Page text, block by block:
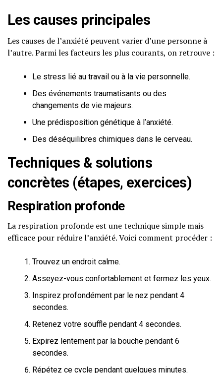
Les causes principales
Les causes de l’anxiété peuvent varier d’une personne à
l’autre. Parmi les facteurs les plus courants, on retrouve :
Le stress lié au travail ou à la vie personnelle.
Des événements traumatisants ou des
changements de vie majeurs.
Une prédisposition génétique à l’anxiété.
Des déséquilibres chimiques dans le cerveau.
Techniques & solutions
concrètes (étapes, exercices)
Respiration profonde
La respiration profonde est une technique simple mais
efficace pour réduire l’anxiété. Voici comment procéder :
Trouvez un endroit calme.
Asseyez-vous confortablement et fermez les yeux.
Inspirez profondément par le nez pendant 4
secondes.
Retenez votre souffle pendant 4 secondes.
Expirez lentement par la bouche pendant 6
secondes.
Répétez ce cycle pendant quelques minutes.